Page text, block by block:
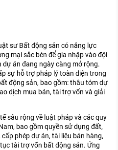
ĐỘI NGŨ
sư Bất động sản có năng lực
mại sắc bén để gia nhập vào đội
án đang ngày càng mở rộng.
sự hỗ trợ pháp lý toàn diện trong
động sản, bao gồm: thâu tóm dự
dịch mua bán, tài trợ vốn và giải
sâu rộng về luật pháp và các quy
bao gồm quyền sử dụng đất,
phép dự án, tài liệu bán hàng,
tài trợ vốn bất động sản. Ứng